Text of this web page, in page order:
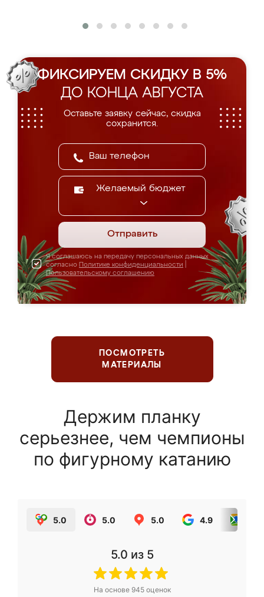
ФИКСИРУЕМ СКИДКУ В 5%
ДО КОНЦА АВГУСТА
Оставьте заявку сейчас, скидка
сохранится.
Желаемый бюджет
Отправить
Я соглашаюсь на передачу персональных данных
согласно Политике конфиденциальности
Пользовательскому соглашению
ПОСМОТРЕТЬ
МАТЕРИАЛЫ
Держим планку
серьезнее, чем чемпионы
по фигурному катанию
5.0 5.0 5.0 4.9
5.0 из 5
На основе 945оценок